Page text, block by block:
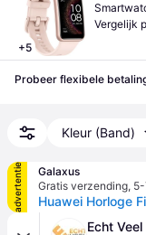
+5
Vergelijk
Probeer flexibele
Kleur (Band)
advertentie
Galaxus
Gratis verzending,
Echt